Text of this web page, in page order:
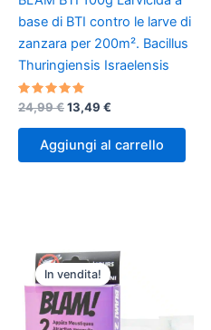
base di BTI contro le larve di
zanzara per 200m². Bacillus
Thuringiensis Israelensis
Valutato
5.00
su 5
24,99€Il
originale
era:
13,49 €
attuale
è:
Aggiungi al carrello
In vendita!